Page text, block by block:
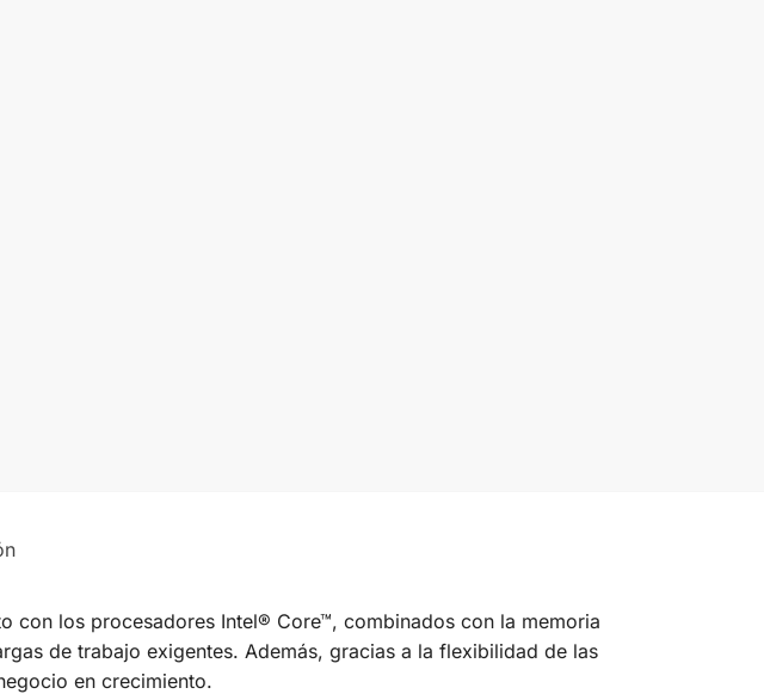
con los procesadores Intel® Core™, combinados con la memoria
de trabajo exigentes. Además, gracias a la flexibilidad de las
en crecimiento.